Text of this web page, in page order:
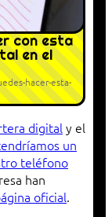
con esta
en el
hacer-esta-
digital y el
un
teléfono
han
oficial.